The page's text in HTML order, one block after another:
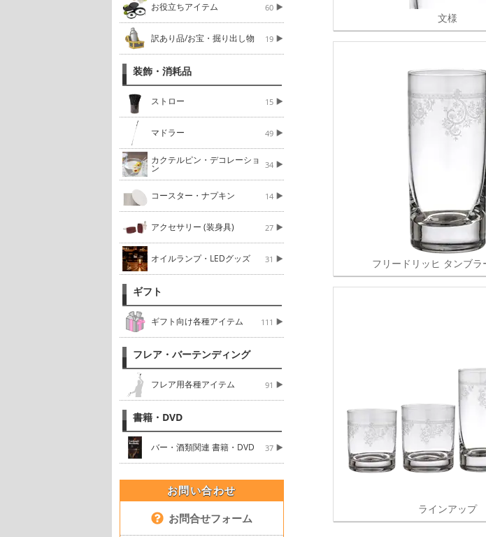
お役立ちアイテム 60
訳あり品/お宝・掘り出し物 19
装飾・消耗品
ストロー 15
マドラー 49
カクテルピン・デコレーショ
ン 34
コースター・ナプキン 14
アクセサリー (装身具) 27
オイルランプ・LEDグッズ 31
ギフト
ギフト向け各種アイテム 111
フレア・バーテンディング
フレア用各種アイテム 91
書籍・DVD
バー・酒類関連 書籍・DVD 37
お問い合わせ
お問合せフォーム
文様
フリードリッヒ タンブ
ラインアップ